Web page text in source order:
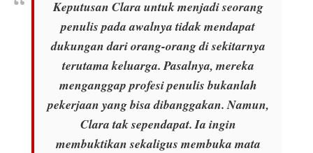
Keputusan Clara untuk menjadi seorang
penulis pada awalnya tidak mendapat
dukungan dari orang-orang di sekitarnya
terutama keluarga. Pasalnya, mereka
menganggap profesi penulis bukanlah
pekerjaan yang bisa dibanggakan. Namun,
Clara tak sependapat. Ia ingin
membuktikan sekaligus membuka mata